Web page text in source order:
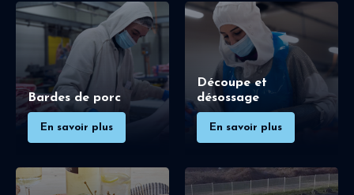
Bardes de porc
En savoir plus
Découpe et
désossage
En savoir plus